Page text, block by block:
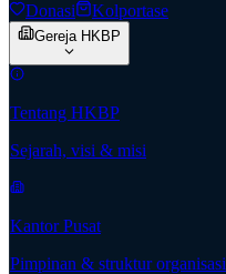
Donasi Kolportase
Gereja HKBP
Tentang HKBP
Sejarah, visi & misi
Kantor Pusat
Pimpinan & struktur organisasi